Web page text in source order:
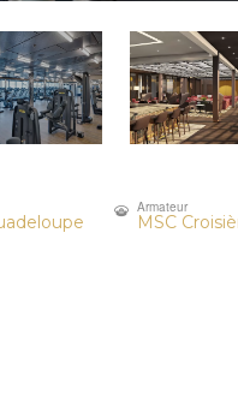
Armateur
MSC